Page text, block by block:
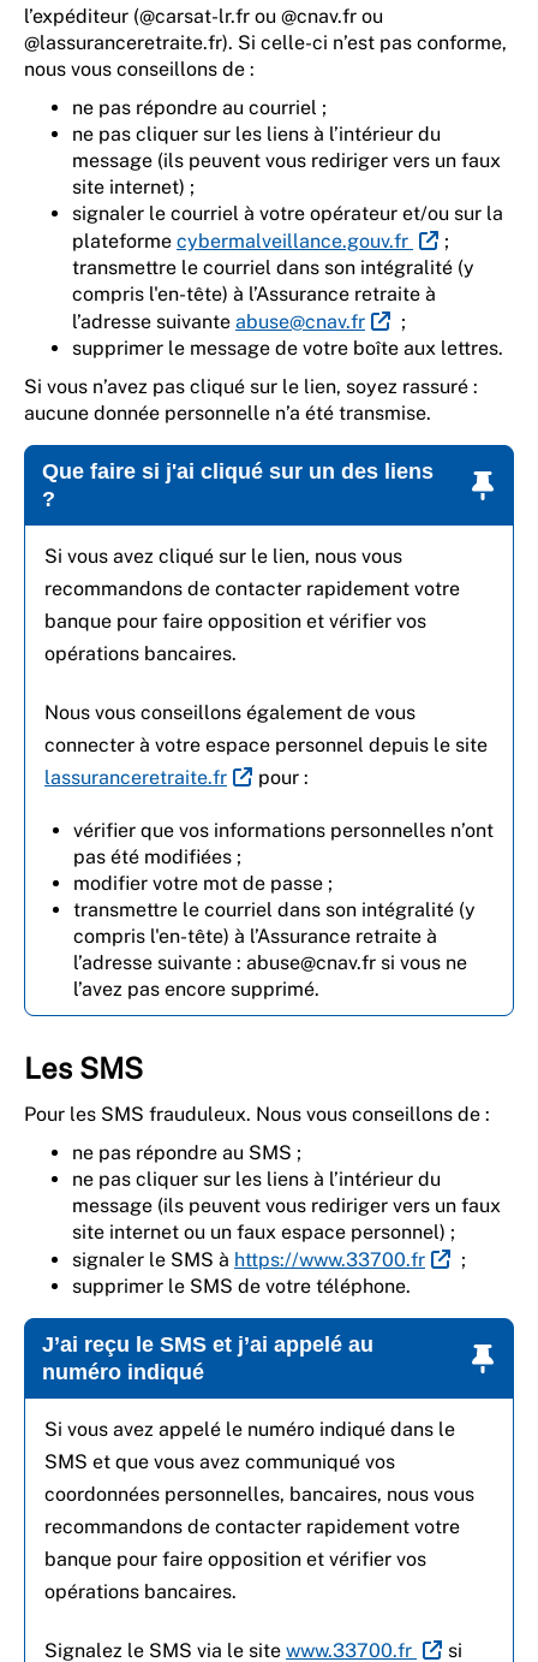
l’expéditeur (@carsat-lr.fr ou @cnav.fr ou
@lassuranceretraite.fr). Si celle-ci n’est pas conforme,
nous vous conseillons de :
ne pas répondre au courriel ;
ne pas cliquer sur les liens à l’intérieur du
message (ils peuvent vous rediriger vers un faux
site internet) ;
signaler le courriel à votre opérateur et/ou sur la
plateforme cybermalveillance.gouv.fr
;
transmettre le courriel dans son intégralité (y
compris l'en-tête) à l’Assurance retraite à
l’adresse suivante abuse@cnav.fr
;
supprimer le message de votre boîte aux lettres.
Si vous n’avez pas cliqué sur le lien, soyez rassuré :
aucune donnée personnelle n’a été transmise.
Que faire si j'ai cliqué sur un des liens
?
Si vous avez cliqué sur le lien, nous vous
recommandons de contacter rapidement votre
banque pour faire opposition et vérifier vos
opérations bancaires.
Nous vous conseillons également de vous
connecter à votre espace personnel depuis le site
lassuranceretraite.fr
pour :
vérifier que vos informations personnelles n’ont
pas été modifiées ;
modifier votre mot de passe ;
transmettre le courriel dans son intégralité (y
compris l'en-tête) à l’Assurance retraite à
l’adresse suivante : abuse@cnav.fr si vous ne
l’avez pas encore supprimé.
Les SMS
Pour les SMS frauduleux. Nous vous conseillons de :
ne pas répondre au SMS ;
ne pas cliquer sur les liens à l’intérieur du
message (ils peuvent vous rediriger vers un faux
site internet ou un faux espace personnel) ;
signaler le SMS à https://www.33700.fr
;
supprimer le SMS de votre téléphone.
J’ai reçu le SMS et j’ai appelé au
numéro indiqué
Si vous avez appelé le numéro indiqué dans le
SMS et que vous avez communiqué vos
coordonnées personnelles, bancaires, nous vous
recommandons de contacter rapidement votre
banque pour faire opposition et vérifier vos
opérations bancaires.
Signalez le SMS via le site www.33700.fr si